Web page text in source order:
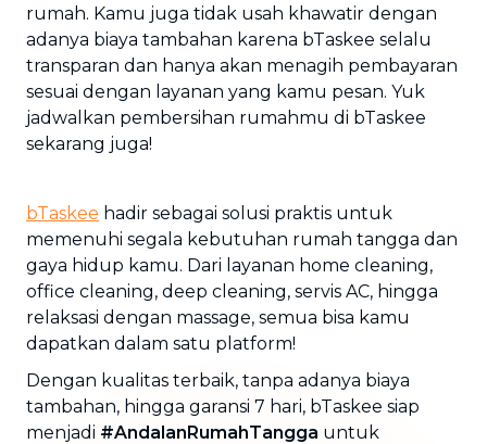
rumah. Kamu juga tidak usah khawatir dengan
adanya biaya tambahan karena bTaskee selalu
transparan dan hanya akan menagih pembayaran
sesuai dengan layanan yang kamu pesan. Yuk
jadwalkan pembersihan rumahmu di bTaskee
sekarang juga!
bTaskee hadir sebagai solusi praktis untuk
memenuhi segala kebutuhan rumah tangga dan
gaya hidup kamu. Dari layanan home cleaning,
office cleaning, deep cleaning, servis AC, hingga
relaksasi dengan massage, semua bisa kamu
dapatkan dalam satu platform!
Dengan kualitas terbaik, tanpa adanya biaya
tambahan, hingga garansi 7 hari, bTaskee siap
menjadi #AndalanRumahTangga untuk